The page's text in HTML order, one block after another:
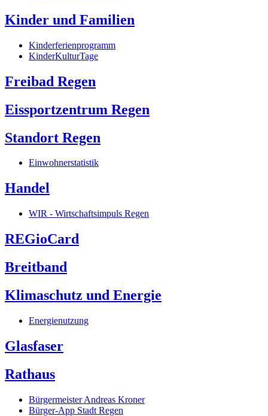
Kinder und Familien
Kinderferienprogramm
KinderKulturTage
Freibad Regen
Eissportzentrum Regen
Standort Regen
Einwohnerstatistik
Handel
WIR - Wirtschaftsimpuls Regen
REGioCard
Breitband
Klimaschutz und Energie
Energienutzung
Glasfaser
Rathaus
Bürgermeister Andreas Kroner
Bürger-App Stadt Regen